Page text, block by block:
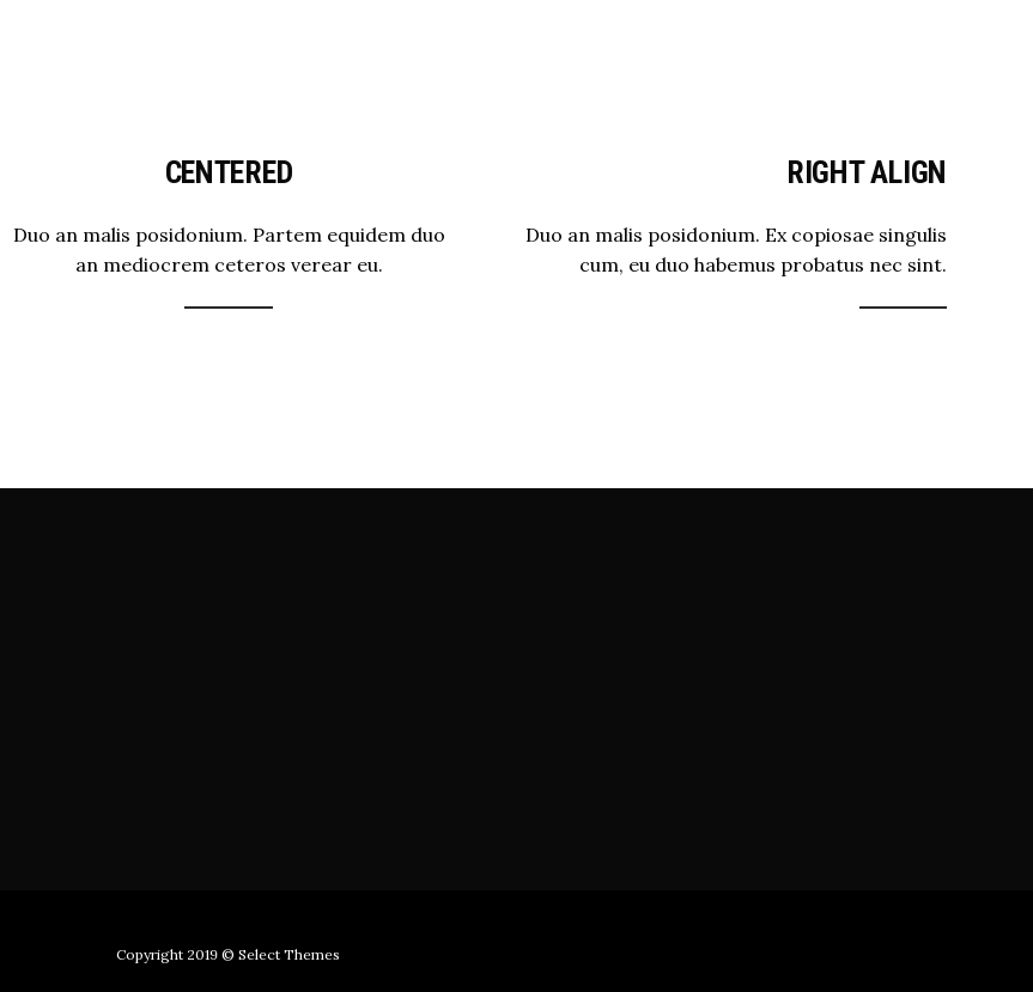
CENTERED
Duo an malis posidonium. Partem equidem duo
an mediocrem ceteros verear eu.
RIGHT ALIGN
Duo an malis posidonium. Ex copiosae singulis
cum, eu duo habemus probatus nec sint.
Copyright 2019© Select Themes